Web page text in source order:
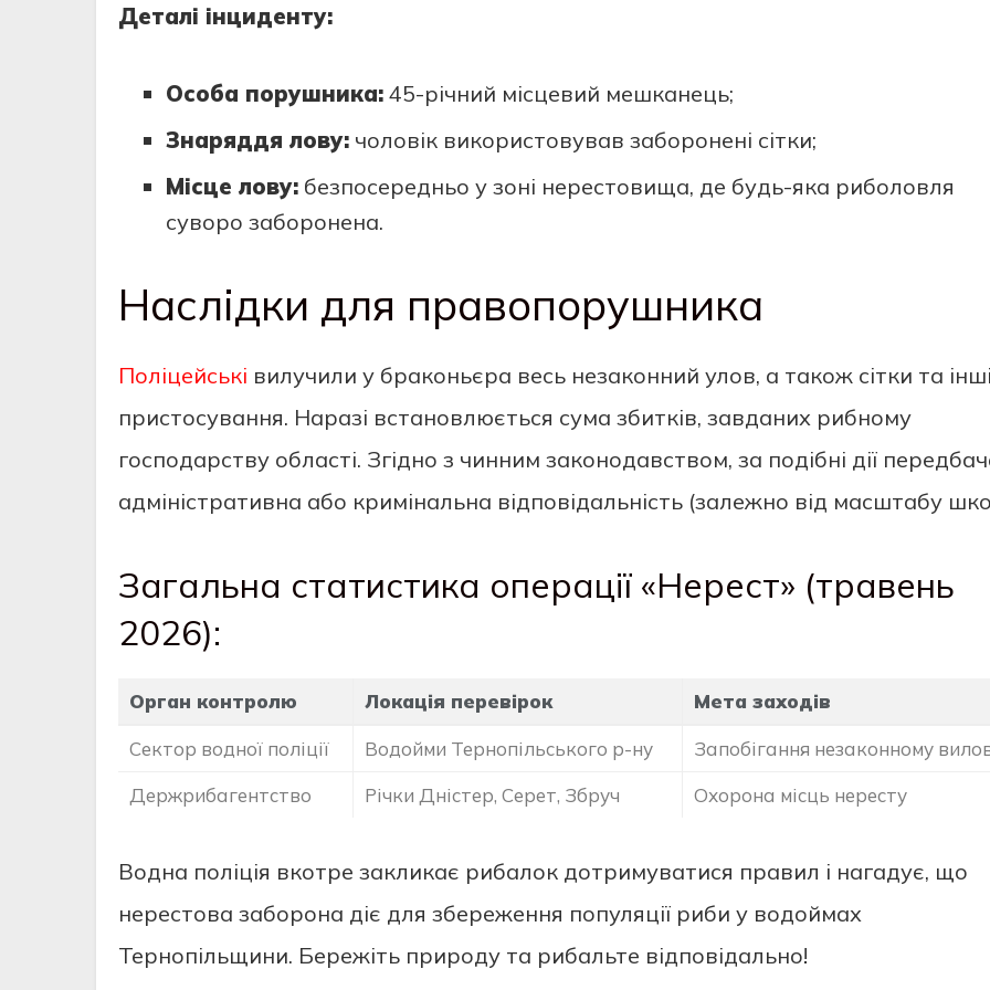
Деталі інциденту:
Особа порушника:45-річний місцевий мешканець;
Знаряддя лову:чоловік використовував заборонені сітки;
Місце лову:безпосередньо у зоні нерестовища, де будь-яка риболовля
суворо заборонена.
Наслідки для правопорушника
Поліцейські вилучили у браконьєра весь незаконний улов, а також сітки та інші
пристосування. Наразі встановлюється сума збитків, завданих рибному
господарству області. Згідно з чинним законодавством, за подібні дії
адміністративна або кримінальна відповідальність (залежно від масштабу
Загальна статистика операції «Нерест» (травень
2026):
Орган контролю Локація перевірок Мета заходів
Сектор водної поліції Водойми Тернопільського р-ну
Запобігання незаконному
Держрибагентство
Річки Дністер, Серет, Збруч Охорона місць нересту
Водна поліція вкотре закликає рибалок дотримуватися правил і нагадує, що
нерестова заборона діє для збереження популяції риби у водоймах
Тернопільщини. Бережіть природу та рибальте відповідально!